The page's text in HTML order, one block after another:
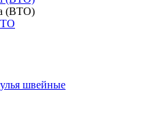
(ВТО)
швейные